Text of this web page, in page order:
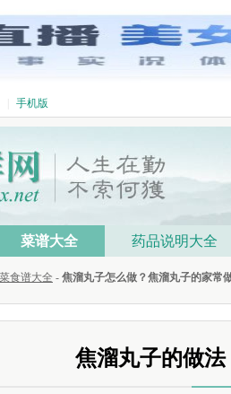
手机版
菜谱大全 药品说明大全
食谱大全 - 焦溜丸子怎么做？焦溜丸子的家常
焦溜丸子的做